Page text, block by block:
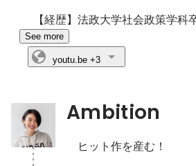
【経歴】法政大学社会政策学科
See more
youtu.be+3
Ambition
ヒット作を産む！